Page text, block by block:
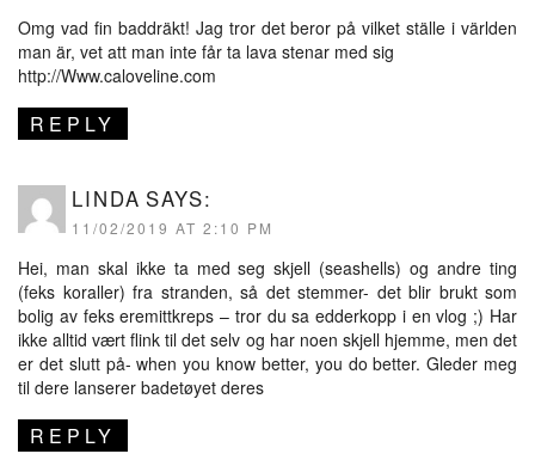
Omg vad fin baddräkt! Jag tror det beror på vilket ställe i världen
man är, vet att man inte får ta lava stenar med sig
http://Www.caloveline.com
REPLY
LINDA SAYS:
11/02/2019 AT 2:10 PM
Hei, man skal ikke ta med seg skjell (seashells) og andre ting
(feks koraller) fra stranden, så det stemmer- det blir brukt som
bolig av feks eremittkreps – tror du sa edderkopp i en vlog ;) Har
ikke alltid vært flink til det selv og har noen skjell hjemme, men det
er det slutt på- when you know better, you do better. Gleder meg
til dere lanserer badetøyet deres
REPLY